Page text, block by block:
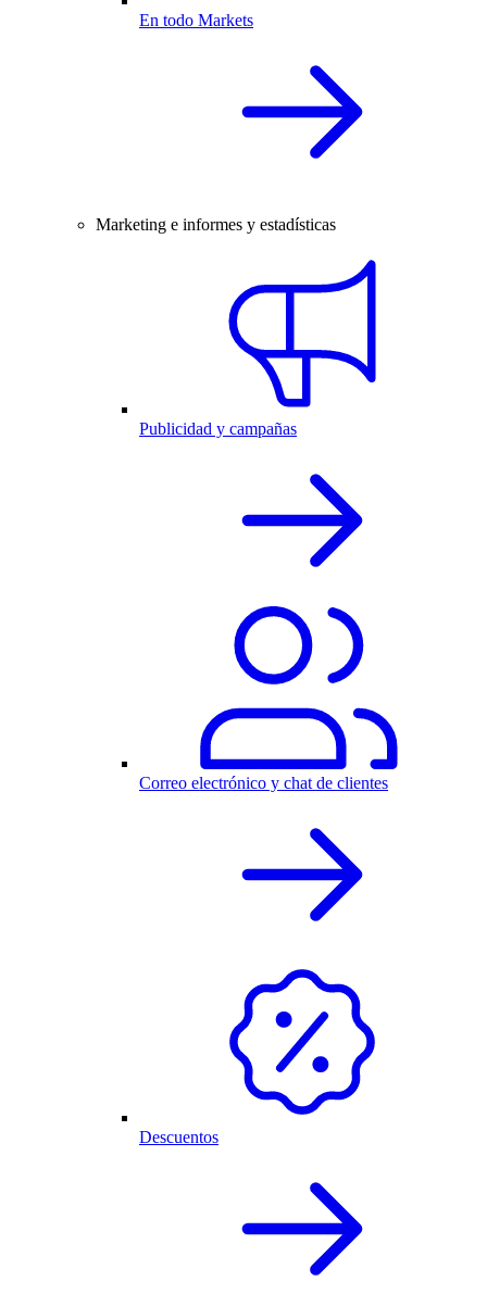
En todo Markets
Marketing e informes y estadísticas
Publicidad y campañas
Correo electrónico y chat de clientes
Descuentos